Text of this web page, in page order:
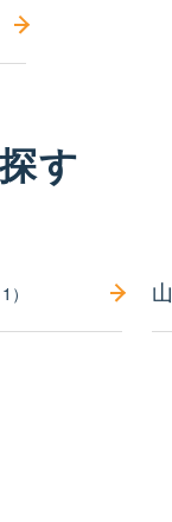
す
）